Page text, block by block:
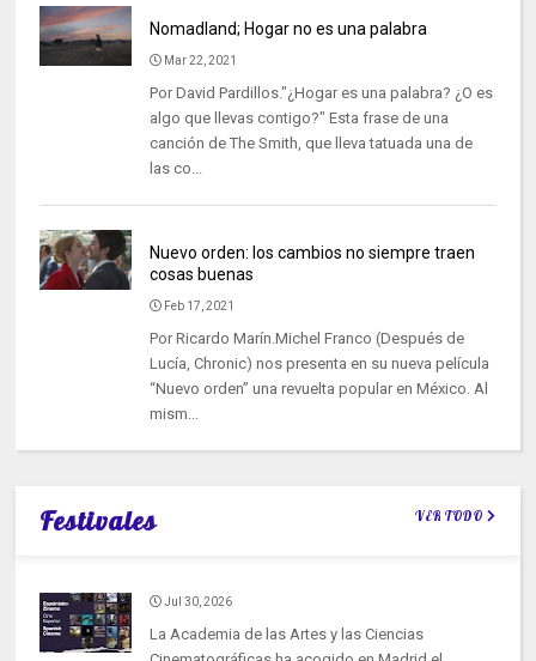
Nomadland; Hogar no es una palabra
Mar 22, 2021
Por David Pardillos."¿Hogar es una palabra? ¿O es
algo que llevas contigo?" Esta frase de una
canción de The Smith, que lleva tatuada una de
las co...
Nuevo orden: los cambios no siempre traen
cosas buenas
Feb 17, 2021
Por Ricardo Marín.Michel Franco (Después de
Lucía, Chronic) nos presenta en su nueva película
“Nuevo orden” una revuelta popular en México. Al
mism...
Festivales VER TODO
Jul 30, 2026
La Academia de las Artes y las Ciencias